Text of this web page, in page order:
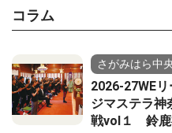
コラム
さがみはら中
2026-27WE
ジマステラ神
戦vol１ 鈴鹿